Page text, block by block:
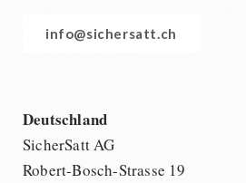
info@sichersatt.ch
Deutschland
SicherSatt AG
Robert-Bosch-Strasse 19